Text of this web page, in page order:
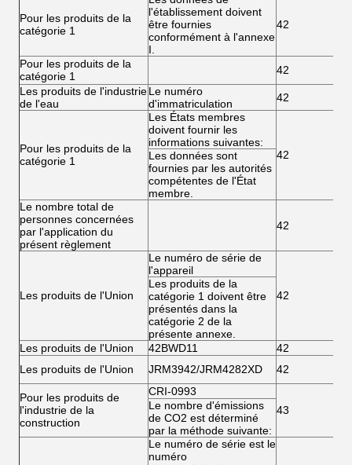
Pour les produits de la
catégorie 1
l'établissement doivent
être fournies
conformément à l'annexe
I.
42
Pour les produits de la
catégorie 1
42
Les produits de l'industrie
de l'eau
Le numéro
d'immatriculation
42
Pour les produits de la
catégorie 1
Les États membres
doivent fournir les
informations suivantes:
42
Les données sont
fournies par les autorités
compétentes de l'État
membre.
Le nombre total de
personnes concernées
par l'application du
présent règlement
42
Les produits de l'Union
Le numéro de série de
l'appareil
42
Les produits de la
catégorie 1 doivent être
présentés dans la
catégorie 2 de la
présente annexe.
Les produits de l'Union
42BWD11
42
Les produits de l'Union
JRM3942/JRM4282XD 42
Pour les produits de
l'industrie de la
construction
CRI-0993
43
Le nombre d'émissions
de CO2 est déterminé
par la méthode suivante:
Le numéro de série est le
numéro